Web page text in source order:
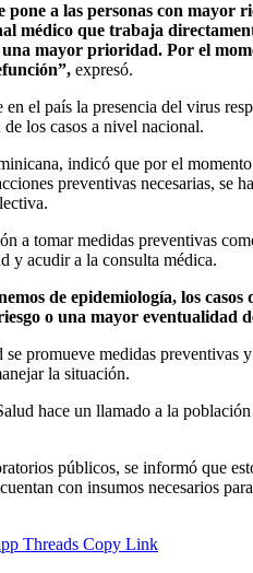
pone a las personas con mayor
médico que trabaja
una mayor prioridad. Por el
expresó.
el país la presencia del virus
los casos a nivel nacional.
indicó que por el
preventivas necesarias, se
a tomar medidas preventivas
y acudir a la consulta médica.
de epidemiología, los
o una mayor eventualidad
promueve medidas preventivas
la situación.
hace un llamado a la
públicos, se informó que
con insumos necesarios
Threads Copy Link